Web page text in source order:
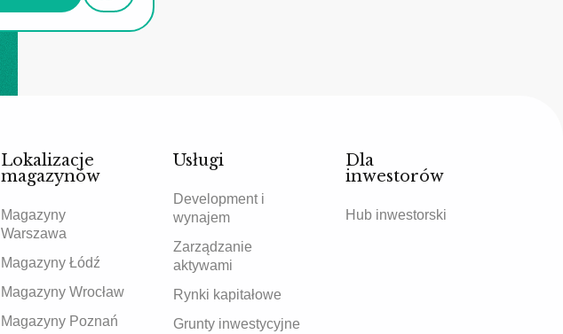
Lokalizacje
magazynów
Magazyny
Warszawa
Magazyny Łódź
Magazyny Wrocław
Magazyny Poznań
Usługi
Development i
wynajem
Zarządzanie
aktywami
Rynki kapitałowe
Grunty inwestycyjne
Dla
inwestorów
Hub inwestorski